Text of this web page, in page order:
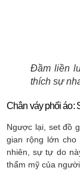
Đầm liền
thích sự
Chân váy phối áo:
Ngược lại, set đồ
gian rộng lớn
nhiên, sự tự do
thẩm mỹ của